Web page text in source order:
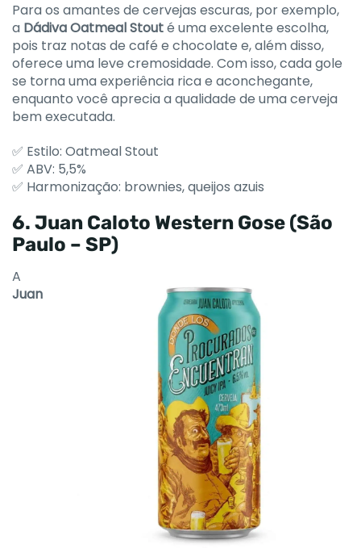
Para os amantes de cervejas escuras, por exemplo,
a Dádiva Oatmeal Stouté uma excelente escolha,
pois traz notas de café e chocolate e, além disso,
oferece uma leve cremosidade. Com isso, cada gole
se torna uma experiência rica e aconchegante,
enquanto você aprecia a qualidade de uma cerveja
bem executada.
✅ Estilo: Oatmeal Stout
✅ ABV: 5,5%
✅ Harmonização: brownies, queijos azuis
6. Juan Caloto Western Gose (São
Paulo – SP)
A
Juan